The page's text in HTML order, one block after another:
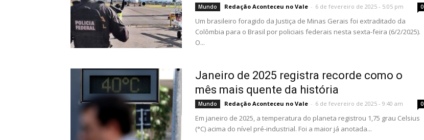
Mundo Redação Aconteceu no Vale - 6 de fevereiro de 2025 - 5:05 pm 0
Um brasileiro foragido da Justiça de Minas Gerais foi extraditado da
Colômbia para o Brasil por policiais federais nesta sexta-feira (6/2/2025).
O...
Janeiro de 2025 registra recorde como o
mês mais quente da história
Mundo Redação Aconteceu no Vale - 6 de fevereiro de 2025 - 9:40 am 0
Em janeiro de 2025, a temperatura do planeta registrou 1,75 grau Celsius
(°C) acima do nível pré-industrial. Foi a maior já anotada...